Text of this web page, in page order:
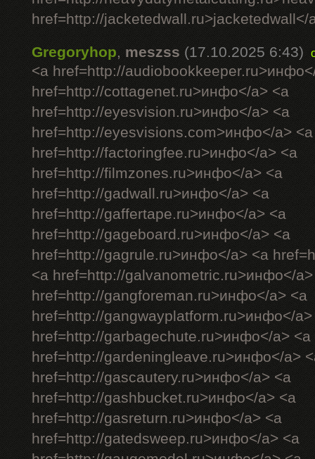
href=http://jacketedwall.ru>jacketedwall</
Gregoryhop,meszss (17.10.2025 6:43)
<a href=http://
href=http://cottagenet.ru>инфо</a> <a
href=http://eyesvision.ru>инфо</a> <a
href=http://eyesvisions.com>инфо</a> <a
href=http://factoringfee.ru>инфо</a> <a
href=http://filmzones.ru>инфо</a> <a
href=http://gadwall.ru>инфо</a> <a
href=http://gaffertape.ru>инфо</a> <a
href=http://gageboard.ru>инфо</a> <a
href=http://gagrule.ru>инфо</a> <a
<a href=http://galvanometric.ru>инфо</
href=http://gangforeman.ru>инфо</a> <a
href=http://gangwayplatform.ru>инфо</a>
href=http://garbagechute.ru>инфо</a> <a
href=http://gardeningleave.ru>инфо</a>
href=http://gascautery.ru>инфо</a> <a
href=http://gashbucket.ru>инфо</a> <a
href=http://gasreturn.ru>инфо</a> <a
href=http://gatedsweep.ru>инфо</a> <a